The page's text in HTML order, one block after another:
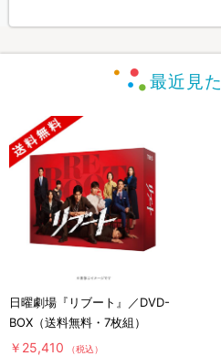
最近見た
日曜劇場『リブート』／DVD-
BOX（送料無料・7枚組）
￥25,410 （税込）